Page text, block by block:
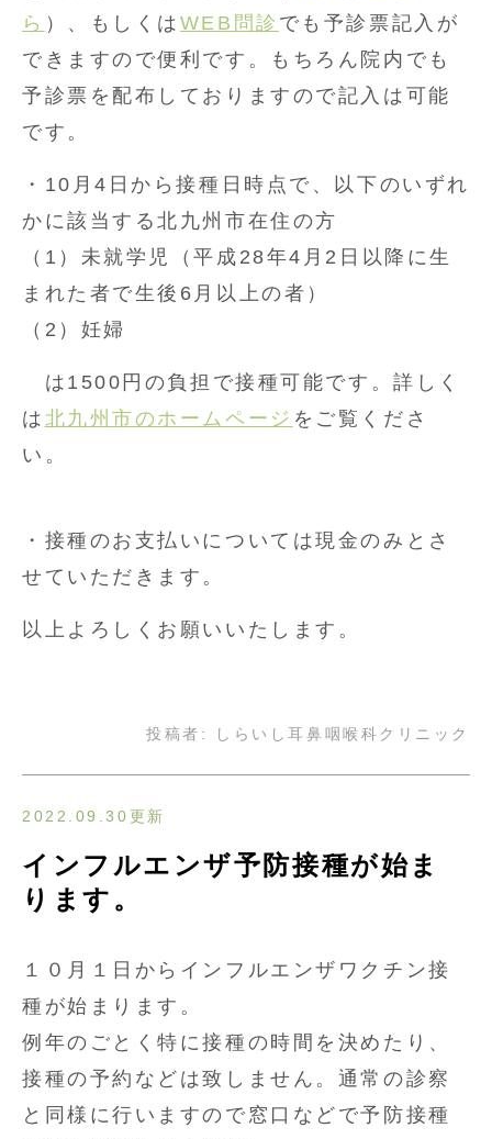
ら ）、もしくは WEB問診 でも予診票記入が
できますので便利です。もちろん院内でも
予診票を配布しておりますので記入は可能
です。
・10月4日から接種日時点で、以下のいずれ
かに該当する北九州市在住の方
（1）未就学児（平成28年4月2日以降に生
まれた者で生後6月以上の者）
（2）妊婦
は1500円の負担で接種可能です。詳しく
は 北九州市のホームページ をご覧くださ
い。
・接種のお支払いについては現金のみとさ
せていただきます。
以上よろしくお願いいたします。
投稿者: しらいし耳鼻咽喉科クリニック
2022.09.30更新
インフルエンザ予防接種が始ま
ります。
１０月１日からインフルエンザワクチン接
種が始まります。
例年のごとく特に接種の時間を決めたり、
接種の予約などは致しません。通常の診察
と同様に行いますので窓口などで予防接種